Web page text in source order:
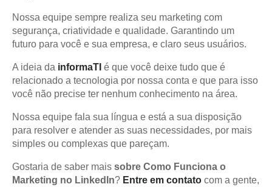
Nossa equipe sempre realiza seu marketing com
segurança, criatividade e qualidade. Garantindo um
futuro para você e sua empresa, e claro seus usuários.
A ideia da informaTI é que você deixe tudo que é
relacionado a tecnologia por nossa conta e que para isso
você não precise ter nenhum conhecimento na área.
Nossa equipe fala sua língua e está a sua disposição
para resolver e atender as suas necessidades, por mais
simples ou complexas que pareçam.
Gostaria de saber mais sobre Como Funciona o
Marketing no LinkedIn? Entre em contato com a gente,